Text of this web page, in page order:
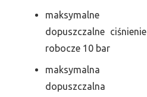
maksymalne
dopuszczalne ciśnienie
robocze 10 bar
maksymalna
dopuszczalna